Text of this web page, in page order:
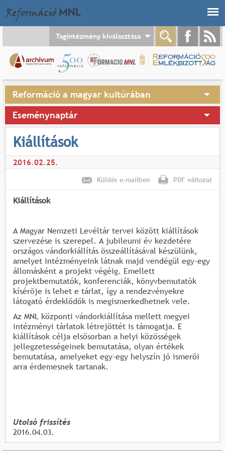
Tagintézmény kiválasztása
Reformáció a magyar kultúrában
Eseménynaptár
Kiállítások
2016.02.25.
Küldés e-mailben PDF változat
Kiállítások
A Magyar Nemzeti Levéltár tervei között kiállítások
szervezése is szerepel. A jubileumi év kezdetére
országos vándorkiállítás összeállításával készülünk,
amelyet intézményeink látnak majd vendégül egy-egy
állomásként a projekt végéig. Emellett
projektbemutatók, konferenciák, könyvbemutatók
kísérője is lehet e tárlat, így a rendezvényekre
látogató érdeklődők is megismerkedhetnek vele.
Az MNL központi vándorkiállítása mellett megyei
intézményi tárlatok létrejöttét is támogatja. E
kiállítások célja elsősorban a helyi közösségek
jellegzetességeinek bemutatása, olyan értékek
bemutatása, amelyeket egy-egy helyszín jó ismerői
arra érdemesnek tartanak.
Utolsó frissítés
2016.04.03.